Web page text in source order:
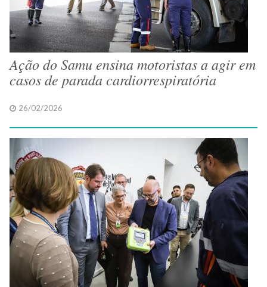
Ação do Samu ensina motoristas a agir em
casos de parada cardiorrespiratória
26/02/2026